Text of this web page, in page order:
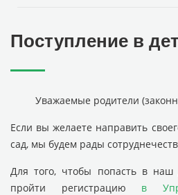
Поступление в
Уважаемые родители
Если вы желаете направить
сад, мы будем рады
Для того, чтобы попасть в наш
пройти регистрацию в